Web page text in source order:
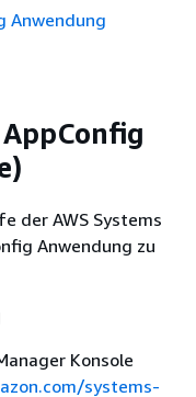
Anwendung
der AWS Systems
Anwendung zu
Konsole
systems-